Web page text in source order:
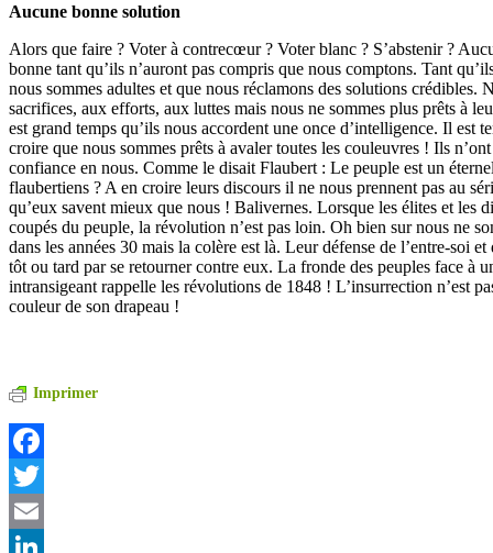
Aucune bonne solution
Alors que faire ? Voter à contrecœur ? Voter blanc ? S’abstenir ?
bonne tant qu’ils n’auront pas compris que nous comptons. Tant
nous sommes adultes et que nous réclamons des solutions crédibles.
sacrifices, aux efforts, aux luttes mais nous ne sommes plus prêts à
est grand temps qu’ils nous accordent une once d’intelligence. Il est
croire que nous sommes prêts à avaler toutes les couleuvres ! Ils
confiance en nous. Comme le disait Flaubert : Le peuple est un
flaubertiens ? A en croire leurs discours il ne nous prennent pas au
qu’eux savent mieux que nous ! Balivernes. Lorsque les élites et les
coupés du peuple, la révolution n’est pas loin. Oh bien sur nous ne
dans les années 30 mais la colère est là. Leur défense de l’entre-soi
tôt ou tard par se retourner contre eux. La fronde des peuples face à
intransigeant rappelle les révolutions de 1848 ! L’insurrection n’est
couleur de son drapeau !
Imprimer
Facebook
Twitter
Email